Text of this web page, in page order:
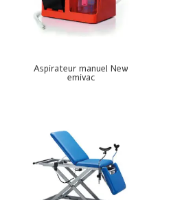
Aspirateur manuel New
emivac